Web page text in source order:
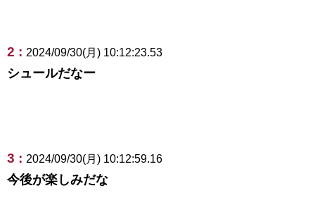
2 : 2024/09/30(月) 10:12:23.53
シュールだなー
3 : 2024/09/30(月) 10:12:59.16
今後が楽しみだな